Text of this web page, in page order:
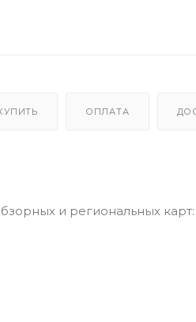
ОПЛАТА
региональных карт: